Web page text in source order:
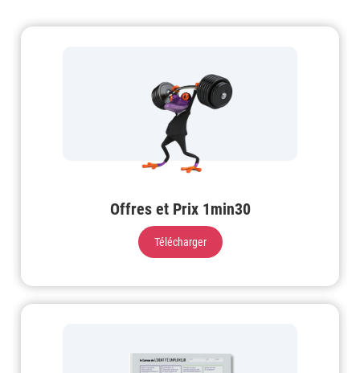
Offres et Prix 1min30
Télécharger